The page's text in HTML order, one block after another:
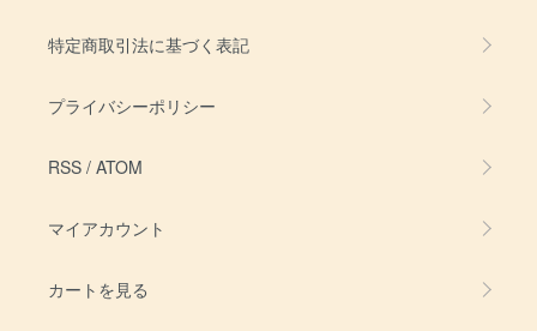
特定商取引法に基づく表記
プライバシーポリシー
RSS / ATOM
マイアカウント
カートを見る